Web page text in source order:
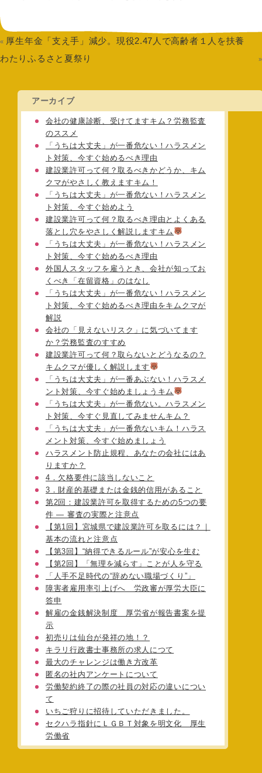
« 厚生年金「支え手」減少。現役2.47人で高齢者１人を扶養
わたりふるさと夏祭り
»
アーカイブ
会社の健康診断、受けてますキム？労務監査
のススメ
「うちは大丈夫」が一番危ない！ハラスメン
ト対策、今すぐ始めるべき理由
建設業許可って何？取るべきかどうか、キム
クマがやさしく教えますキム！
「うちは大丈夫」が一番危ない！ハラスメン
ト対策、今すぐ始めよう
建設業許可って何？取るべき理由とよくある
落とし穴をやさしく解説しますキム
「うちは大丈夫」が一番危ない！ハラスメン
ト対策、今すぐ始めるべき理由
外国人スタッフを雇うとき、会社が知ってお
くべき「在留資格」のはなし
「うちは大丈夫」が一番危ない！ハラスメン
ト対策、今すぐ始めるべき理由をキムクマが
解説
会社の「見えないリスク」に気づいてます
か？労務監査のすすめ
建設業許可って何？取らないとどうなるの？
キムクマが優しく解説します
「うちは大丈夫」が一番あぶない！ハラスメ
ント対策、今すぐ始めましょうキム
「うちは大丈夫」が一番危ない。ハラスメン
ト対策、今すぐ見直してみませんキム？
「うちは大丈夫」が一番危ないキム！ハラス
メント対策、今すぐ始めましょう
ハラスメント防止規程、あなたの会社にはあ
りますか？
4．欠格要件に該当しないこと
3．財産的基礎または金銭的信用があること
第2回：建設業許可を取得するための5つの要
件 ― 審査の実際と注意点
【第1回】宮城県で建設業許可を取るには？｜
基本の流れと注意点
【第3回】“納得できるルール”が安心を生む
【第2回】「無理を減らす」ことが人を守る
「人手不足時代の“辞めない職場づくり”」
障害者雇用率引上げへ 労政審が厚労大臣に
答申
解雇の金銭解決制度 厚労省が報告書案を提
示
初売りは仙台が発祥の地！？
キラリ行政書士事務所の求人につて
最大のチャレンジは働き方改革
匿名の社内アンケートについて
労働契約終了の際の社員の対応の違いについ
て
いちご狩りに招待していただきました。
セクハラ指針にＬＧＢＴ対象を明文化 厚生
労働省